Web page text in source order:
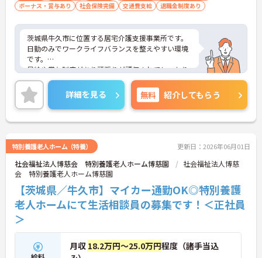
ボーナス・賞与あり
社会保険完備 交通費支給 退職金制度あり
茨城県牛久市に位置する居宅介護支援事業所です。
日勤のみでワークライフバランスを整えやすい環境
です。
昇給や賞与制度があり頑張りが評価されてしっかり
と職員に還元されます。
ご興味のある方には、面接対策ポイントなど、さら
に詳細をお話しいたしますのでお気軽にご相談くだ
さい！
詳細を見る 無料 紹介してもらう
特別養護老人ホーム（特養） 更新日：2026年06月01日
社会福祉法人博慈会 特別養護老人ホーム博慈園
社会福祉法人博慈
会 特別養護老人ホーム博慈園
【茨城県／牛久市】マイカー通勤OK◎特別養護
老人ホームにて生活相談員の募集です！＜正社員
＞
月収 18.2万円～25.0万円程度（諸手当込